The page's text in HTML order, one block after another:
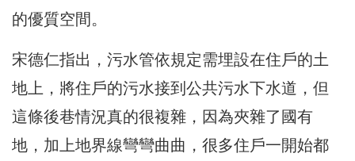
的優質空間。
宋德仁指出，污水管依規定需埋設在住戶的土
地上，將住戶的污水接到公共污水下水道，但
這條後巷情況真的很複雜，因為夾雜了國有
地，加上地界線彎彎曲曲，很多住戶一開始都